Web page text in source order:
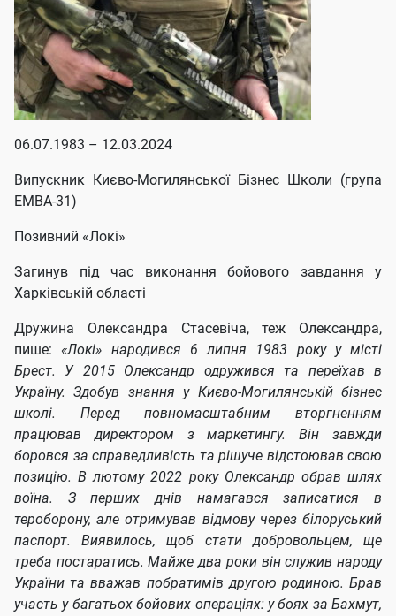
06.07.1983 – 12.03.2024
Випускник Києво-Могилянської Бізнес Школи (група
EMBA-31)
Позивний «Локі»
Загинув під час виконання бойового завдання у
Харківській області
Дружина Олександра Стасевіча, теж Олександра,
пише: «Локі» народився 6 липня 1983 року у місті
Брест. У 2015 Олександр одружився та переїхав в
Україну. Здобув знання у Києво-Могилянській бізнес
школі. Перед повномасштабним вторгненням
працював директором з маркетингу. Він завжди
боровся за справедливість та рішуче відстоював свою
позицію. В лютому 2022 року Олександр обрав шлях
воїна. З перших днів намагався записатися в
тероборону, але отримував відмову через білоруський
паспорт. Виявилось, щоб стати добровольцем, ще
треба постаратись. Майже два роки він служив народу
України та вважав побратимів другою родиною. Брав
участь у багатьох бойових операціях: у боях за Бахмут,